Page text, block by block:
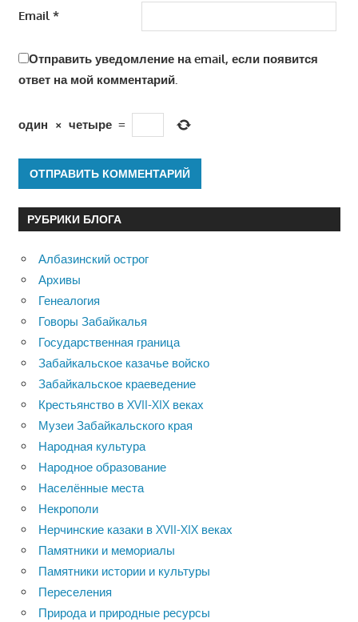
Email*
Отправить уведомление на email, если появится
ответ на мой комментарий.
один × четыре =
РУБРИКИ БЛОГА
Албазинский острог
Архивы
Генеалогия
Говоры Забайкалья
Государственная граница
Забайкальское казачье войско
Забайкальское краеведение
Крестьянство в XVII-XIX веках
Музеи Забайкальского края
Народная культура
Народное образование
Населённые места
Некрополи
Нерчинские казаки в XVII-XIX веках
Памятники и мемориалы
Памятники истории и культуры
Переселения
Природа и природные ресурсы